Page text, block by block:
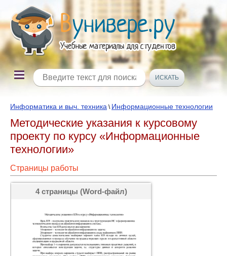
Информатика и выч. техника \ Информационные технологии
Методические указания к курсовому
проекту по курсу «Информационные
технологии»
Страницы работы
4 страницы (Word-файл)